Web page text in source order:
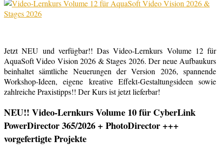
Jetzt NEU und verfügbar!! Das Video-Lernkurs Volume 12 für
AquaSoft Video Vision 2026 & Stages 2026. Der neue Aufbaukurs
beinhaltet sämtliche Neuerungen der Version 2026, spannende
Workshop-Ideen, eigene kreative Effekt-Gestaltungsideen sowie
zahlreiche Praxistipps!! Der Kurs ist jetzt lieferbar!
NEU!! Video-Lernkurs Volume 10 für CyberLink
PowerDirector 365/2026 + PhotoDirector +++
vorgefertigte Projekte